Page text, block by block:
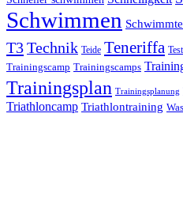
Schwimmen
T3Technik Teide Teneriffa Test
Trainingscamp Trainingscamps
Trainingsplan Trainingsplanung
Triathloncamp Triathlontraining